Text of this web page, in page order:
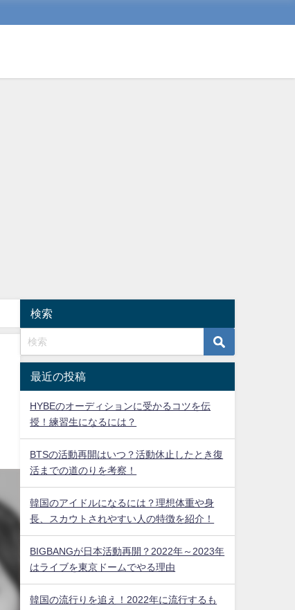
検索
最近の投稿
HYBEのオーディションに受かるコツを伝
授！練習生になるには？
BTSの活動再開はいつ？活動休止したとき復
活までの道のりを考察！
韓国のアイドルになるには？理想体重や身
長、スカウトされやすい人の特徴を紹介！
BIGBANGが日本活動再開？2022年～2023年
はライブを東京ドームでやる理由
韓国の流行りを追え！2022年に流行するも